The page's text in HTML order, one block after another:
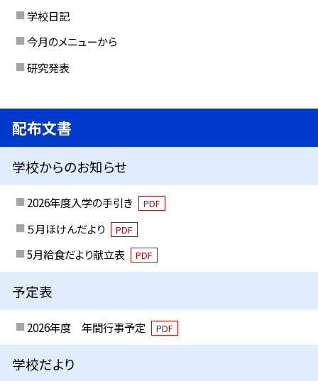
学校日記
今月のメニューから
研究発表
配布文書
学校からのお知らせ
2026年度入学の手引き PDF
５月ほけんだより PDF
5月給食だより献立表 PDF
予定表
2026年度 年間行事予定 PDF
学校だより